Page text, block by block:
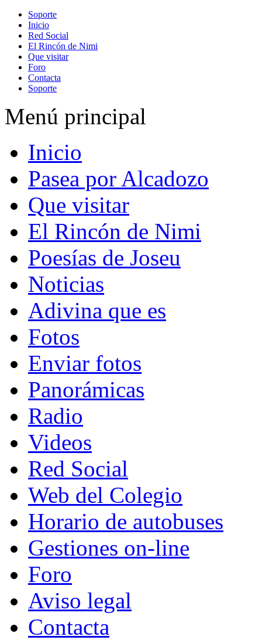
Soporte
Inicio
Red Social
El Rincón de Nimi
Que visitar
Foro
Contacta
Soporte
Menú principal
Inicio
Pasea por Alcadozo
Que visitar
El Rincón de Nimi
Poesías de Joseu
Noticias
Adivina que es
Fotos
Enviar fotos
Panorámicas
Radio
Videos
Red Social
Web del Colegio
Horario de autobuses
Gestiones on-line
Foro
Aviso legal
Contacta